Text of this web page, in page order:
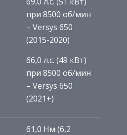
при 8500 об/мин
– Versys 650
(2015-2020)
66,0 л.с. (49 кВт)
при 8500 об/мин
– Versys 650
(2021+)
61,0 Нм (6,2